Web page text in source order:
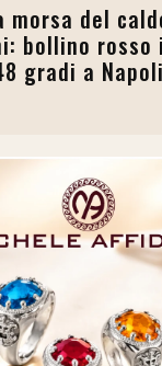
morsa del
bollino
gradi a Napoli